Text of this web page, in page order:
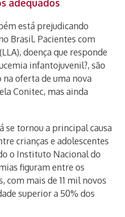
adequados
está prejudicando
Brasil. Pacientes com
doença que responde
infantojuvenil?, são
oferta de uma nova
Conitec, mas ainda
se tornou a principal causa
crianças e adolescentes
o Instituto Nacional do
figuram entre os
com mais de 11 mil novos
superior a 50% dos